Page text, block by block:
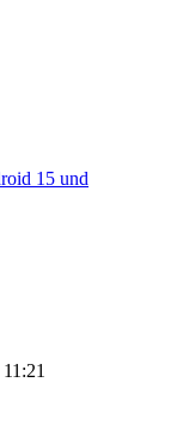
15 und